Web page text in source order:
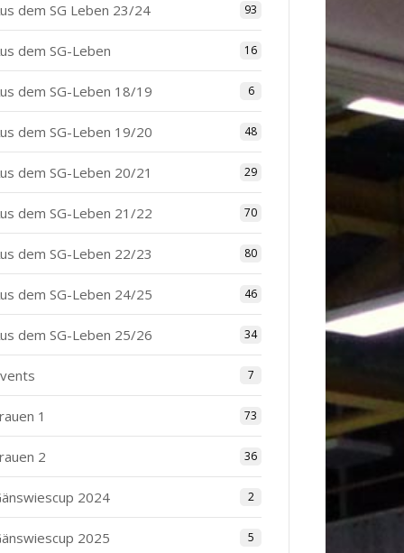
dem SG Leben 23/24 93
dem SG-Leben 16
dem SG-Leben 18/19 6
dem SG-Leben 19/20 48
dem SG-Leben 20/21 29
dem SG-Leben 21/22 70
dem SG-Leben 22/23 80
dem SG-Leben 24/25 46
dem SG-Leben 25/26 34
7
1 73
2 36
2024 2
2025 5